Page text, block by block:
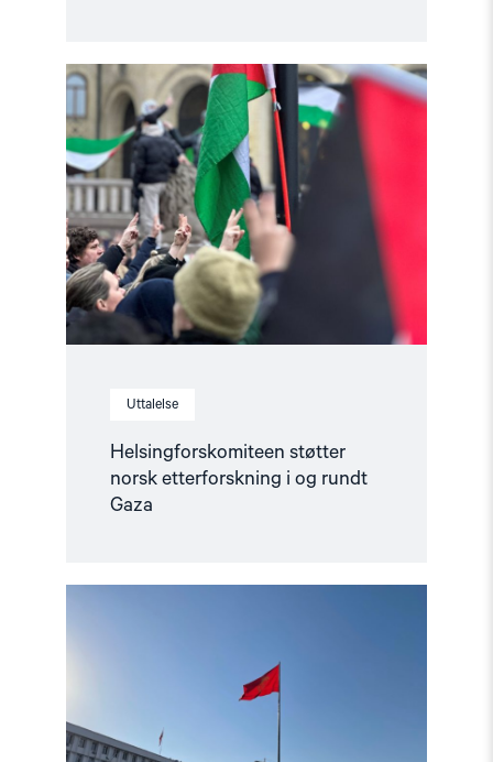
Uttalelse
Helsingforskomiteen støtter
norsk etterforskning i og rundt
Gaza
Read
article
"Helsingforskomiteen
støtter
norsk
etterforskning
i
og
rundt
støtte
det
kirgisiske
sivilsamfunnet"